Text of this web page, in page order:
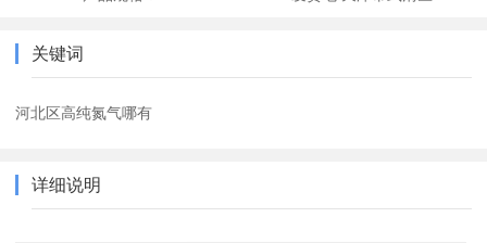
关键词
河北区高纯氮气哪有
详细说明